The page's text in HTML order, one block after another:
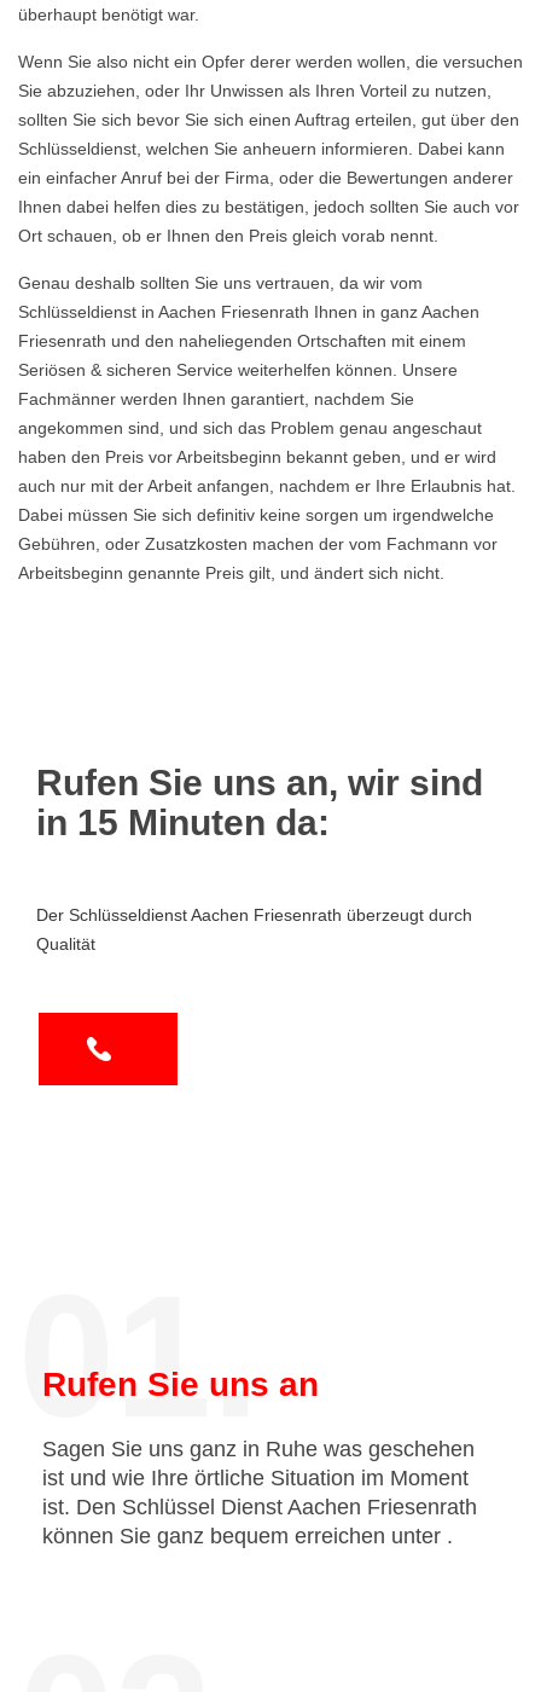
überhaupt benötigt war.
Wenn Sie also nicht ein Opfer derer werden wollen, die versuchen
Sie abzuziehen, oder Ihr Unwissen als Ihren Vorteil zu nutzen,
sollten Sie sich bevor Sie sich einen Auftrag erteilen, gut über den
Schlüsseldienst, welchen Sie anheuern informieren. Dabei kann
ein einfacher Anruf bei der Firma, oder die Bewertungen anderer
Ihnen dabei helfen dies zu bestätigen, jedoch sollten Sie auch vor
Ort schauen, ob er Ihnen den Preis gleich vorab nennt.
Genau deshalb sollten Sie uns vertrauen, da wir vom
Schlüsseldienst in Aachen Friesenrath Ihnen in ganz Aachen
Friesenrath und den naheliegenden Ortschaften mit einem
Seriösen & sicheren Service weiterhelfen können. Unsere
Fachmänner werden Ihnen garantiert, nachdem Sie
angekommen sind, und sich das Problem genau angeschaut
haben den Preis vor Arbeitsbeginn bekannt geben, und er wird
auch nur mit der Arbeit anfangen, nachdem er Ihre Erlaubnis hat.
Dabei müssen Sie sich definitiv keine sorgen um irgendwelche
Gebühren, oder Zusatzkosten machen der vom Fachmann vor
Arbeitsbeginn genannte Preis gilt, und ändert sich nicht.
Rufen Sie uns an, wir sind
in 15 Minuten da:
Der Schlüsseldienst Aachen Friesenrath überzeugt durch
Qualität
01.
Rufen Sie uns an
Sagen Sie uns ganz in Ruhe was geschehen
ist und wie Ihre örtliche Situation im Moment
ist. Den Schlüssel Dienst Aachen Friesenrath
können Sie ganz bequem erreichen unter .